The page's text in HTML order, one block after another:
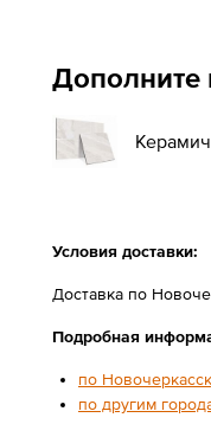
Дополните
Условия доставки:
Доставка по
Подробная
по
по другим